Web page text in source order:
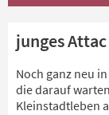
junges
Noch ganz neu
die darauf
Kleinstadtleben